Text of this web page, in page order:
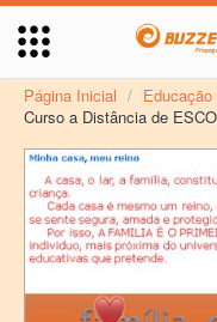
Página Inicial /
Curso a Distância de